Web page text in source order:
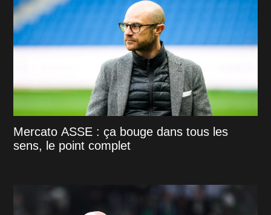
Mercato ASSE : ça bouge dans tous les
sens, le point complet